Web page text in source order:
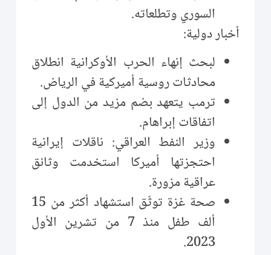
السوري وتطلعاته.
أخبار دولية:
لبحث إنهاء الحرب الأوكرانية انطلاق
محادثات روسية أميركية في الرياض.
ترمب يتعهد بضم مزيد من الدول إلى
اتفاقات إبراهام.
وزير النفط العراقي: ناقلات إيرانية
احتجزتها أميركا استخدمت وثائق
عراقية مزورة.
صحة غزة توثّق استشهاد أكثر من 15
ألف طفل منذ 7 من تشرين الأول
2023.